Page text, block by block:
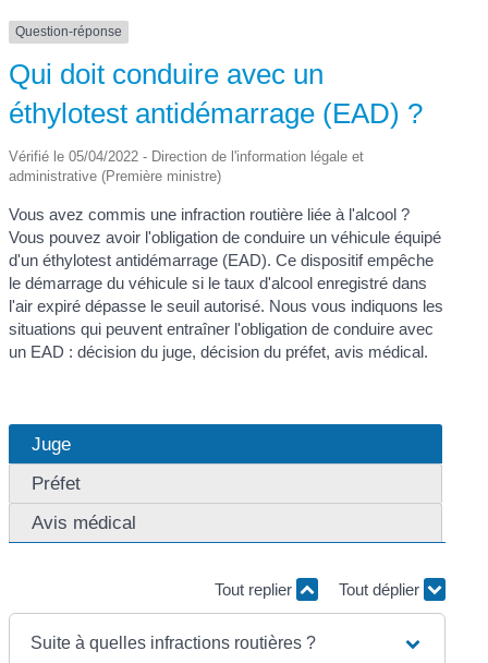
Question-réponse
Qui doit conduire avec un
éthylotest antidémarrage (EAD) ?
Vérifié le 05/04/2022 - Direction de l'information légale et
administrative (Première ministre)
Vous avez commis une infraction routière liée à l'alcool ?
Vous pouvez avoir l'obligation de conduire un véhicule équipé
d'un éthylotest antidémarrage (EAD). Ce dispositif empêche
le démarrage du véhicule si le taux d'alcool enregistré dans
l'air expiré dépasse le seuil autorisé. Nous vous indiquons les
situations qui peuvent entraîner l'obligation de conduire avec
un EAD : décision du juge, décision du préfet, avis médical.
Juge
Préfet
Avis médical
Tout replier Tout déplier
Suite à quelles infractions routières ?